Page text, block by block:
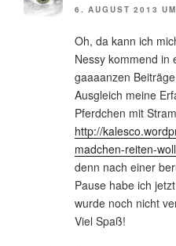
6. AUGUST 2013
Oh, da kann ich
Nessy kommend in
gaaaanzen
Ausgleich meine
Pferdchen mit
http://
madchen-reiten-
denn nach einer
Pause habe ich
wurde noch nicht
Viel Spaß!